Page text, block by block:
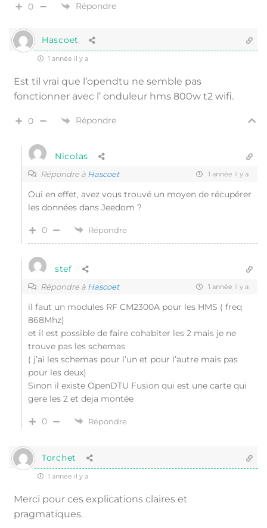
0 Répondre
Hascoet
1 année il y a
Est til vrai que l’opendtu ne semble pas
fonctionner avec l’ onduleur hms 800w t2 wifi.
0 Répondre
Nicolas
Répondre à Hascoet 1 année il y a
Oui en effet, avez vous trouvé un moyen de récupérer
les données dans Jeedom ?
0 Répondre
stef
Répondre à Hascoet 1 année il y a
il faut un modules RF CM2300A pour les HMS ( freq
868Mhz)
et il est possible de faire cohabiter les 2 mais je ne
trouve pas les schemas
( j’ai les schemas pour l’un et pour l’autre mais pas
pour les deux)
Sinon il existe OpenDTU Fusion qui est une carte qui
gere les 2 et deja montée
0 Répondre
Torchet
1 année il y a
Merci pour ces explications claires et
pragmatiques.